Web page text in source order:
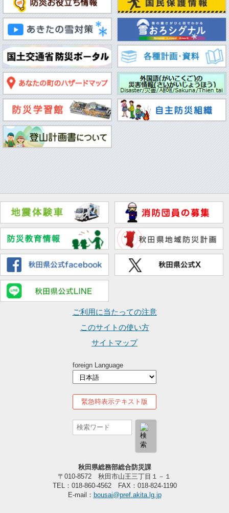
ご利用に当たっての注意
このサイトの使い方
サイトマップ
foreign Language
緊急時表示テキスト版
秋田県総務部総合防災課
〒010-8572 秋田市山王三丁目１－１
TEL：018-860-4562 FAX：018-824-1190
E-mail： bousai@pref.akita.lg.jp